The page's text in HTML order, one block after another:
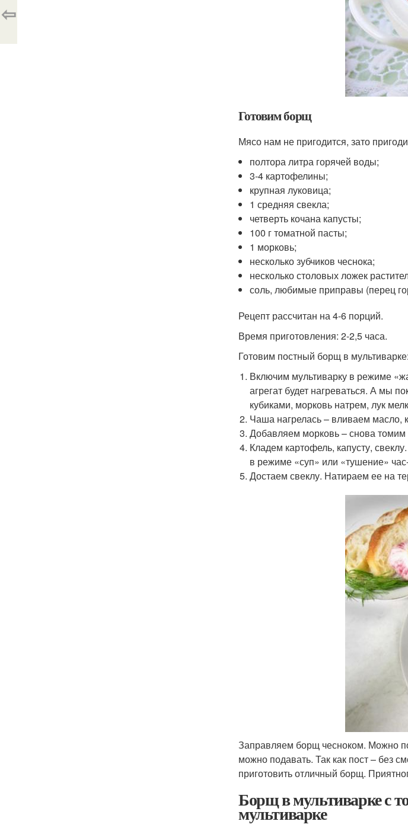
Готовим борщ
Мясо нам не пригодится, зато
полтора литра горячей воды;
3-4 картофелины;
крупная луковица;
1 средняя свекла;
четверть кочана капусты;
100 г томатной пасты;
1 морковь;
несколько зубчиков чеснока;
несколько столовых ложек
соль, любимые приправы (перец
Рецепт рассчитан на 4-6 порций.
Время приготовления: 2-2,5 часа.
Готовим постный борщ в мультиварке:
Включим мультиварку в режиме
агрегат будет нагреваться. А мы
кубиками, морковь натрем, лук
Чаша нагрелась – вливаем масло,
Добавляем морковь – снова томим
Кладем картофель, капусту,
в режиме «суп» или «тушение»
Достаем свеклу. Натираем ее на
Заправляем борщ чесноком. Можно
можно подавать. Так как пост – без
приготовить отличный борщ.
Борщ в мультиварке с
мультиварке
⇦